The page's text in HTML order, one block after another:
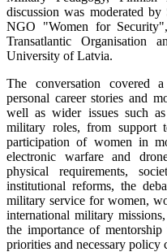
discussion was moderated
NGO "Women for
Transatlantic Organisation
University of Latvia.
The conversation covered
personal career stories and
well as wider issues such
military roles, from support
participation of women in
electronic warfare and
physical requirements,
institutional reforms, the
military service for women,
international military
the importance of
priorities and necessary policy